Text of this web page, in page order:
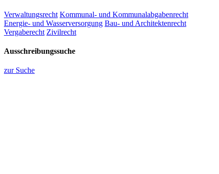
Verwaltungsrecht Kommunal- und Kommunalabgabenrecht
Energie- und Wasserversorgung Bau- und Architektenrecht
Vergaberecht Zivilrecht
Ausschreibungssuche
zur Suche